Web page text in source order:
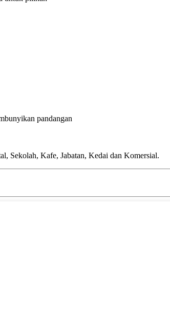
pandangan
Sekolah, Kafe, Jabatan, Kedai dan Komersial.